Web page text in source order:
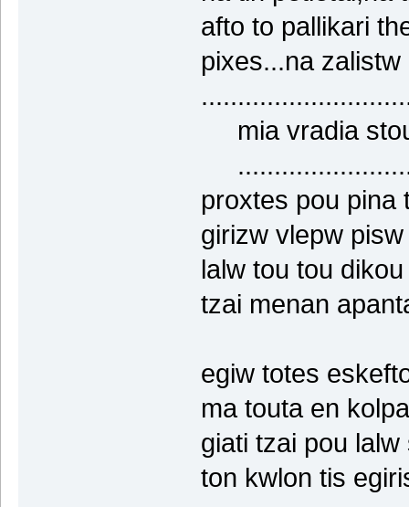
afto to pallikari
pixes...na
mia vradia
proxtes pou pina
girizw vlepw
lalw tou tou
tzai menan
egiw totes
ma touta en
giati tzai pou
ton kwlon tis